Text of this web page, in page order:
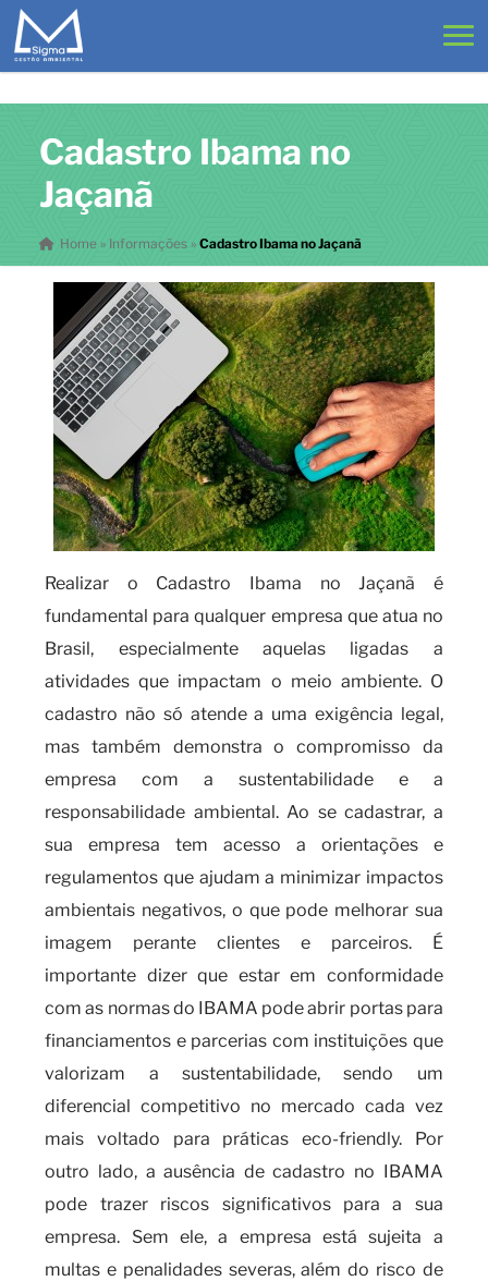
Cadastro Ibama no
Jaçanã
Home» Informações » Cadastro Ibama no Jaçanã
Realizar o Cadastro Ibama no Jaçanã é
fundamental para qualquer empresa que atua no
Brasil, especialmente aquelas ligadas a
atividades que impactam o meio ambiente. O
cadastro não só atende a uma exigência legal,
mas também demonstra o compromisso da
empresa com a sustentabilidade e a
responsabilidade ambiental. Ao se cadastrar, a
sua empresa tem acesso a orientações e
regulamentos que ajudam a minimizar impactos
ambientais negativos, o que pode melhorar sua
imagem perante clientes e parceiros. É
importante dizer que estar em conformidade
com as normas do IBAMA pode abrir portas para
financiamentos e parcerias com instituições que
valorizam a sustentabilidade, sendo um
diferencial competitivo no mercado cada vez
mais voltado para práticas eco-friendly. Por
outro lado, a ausência de cadastro no IBAMA
pode trazer riscos significativos para a sua
empresa. Sem ele, a empresa está sujeita a
multas e penalidades severas, além do risco de